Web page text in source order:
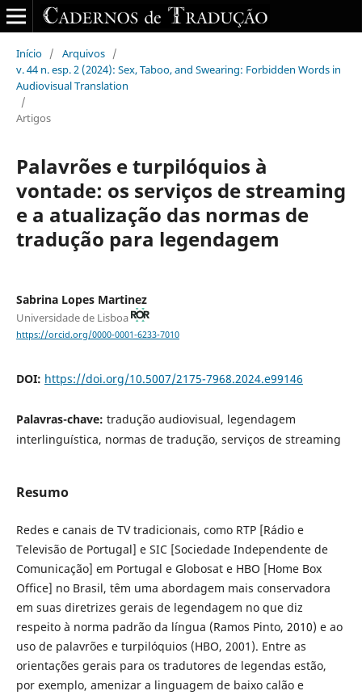
Início / Arquivos /
v. 44 n. esp. 2 (2024): Sex, Taboo, and Swearing: Forbidden Words in
Audiovisual Translation
/
Artigos
Palavrões e turpilóquios à
vontade: os serviços de streaming
e a atualização das normas de
tradução para legendagem
Sabrina Lopes Martinez
Universidade de Lisboa
https://orcid.org/0000-0001-6233-7010
DOI: https://doi.org/10.5007/2175-7968.2024.e99146
Palavras-chave: tradução audiovisual, legendagem
interlinguística, normas de tradução, serviços de streaming
Resumo
Redes e canais de TV tradicionais, como RTP [Rádio e
Televisão de Portugal] e SIC [Sociedade Independente de
Comunicação] em Portugal e Globosat e HBO [Home Box
Office] no Brasil, têm uma abordagem mais conservadora
em suas diretrizes gerais de legendagem no que diz
respeito à norma padrão da língua (Ramos Pinto, 2010) e ao
uso de palavrões e turpilóquios (HBO, 2001). Entre as
orientações gerais para os tradutores de legendas estão,
por exemplo, amenizar a linguagem de baixo calão e